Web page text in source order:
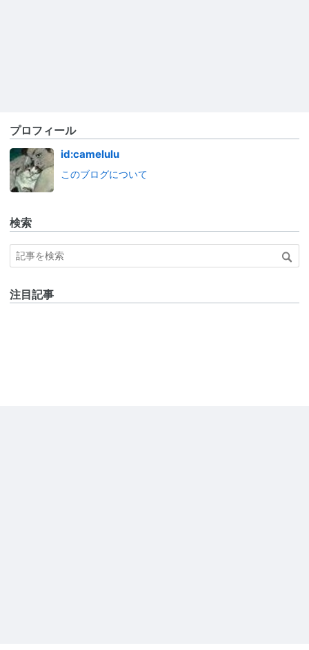
プロフィール
id:camelulu
このブログについて
検索
注目記事